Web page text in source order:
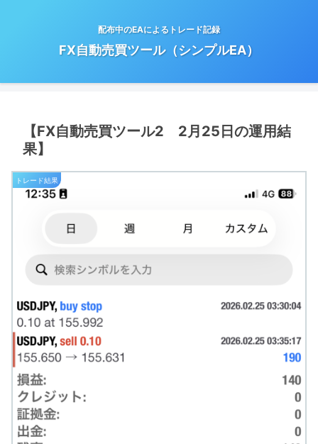
配布中のEAによるトレード記録
FX自動売買ツール（シンプルEA）
【FX自動売買ツール2 2月25日の運用結
果】
トレード結果